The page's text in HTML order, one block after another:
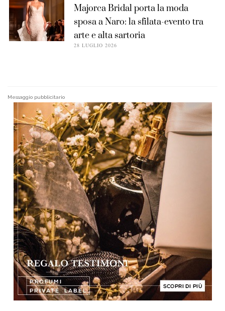
Majorca Bridal porta la moda
sposa a Naro: la sfilata-evento tra
arte e alta sartoria
28 LUGLIO 2026
Messaggio pubblicitario